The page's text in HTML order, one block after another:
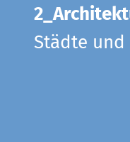
Städte